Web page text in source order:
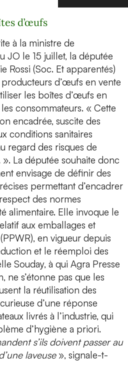
d’œufs
à la ministre de
JO le 15 juillet, la députée
Rossi (Soc. Et apparentés)
d’œufs en vente
les boîtes d’œufs en
consommateurs. « Cette
encadrée, suscite des
conditions sanitaires
regard des risques de
La députée souhaite donc
envisage de définir des
permettant d’encadrer
des normes
alimentaire. Elle invoque le
aux emballages et
en vigueur depuis
et le réemploi des
Souday, à qui Agra Presse
ne s’étonne pas que les
la réutilisation des
d’une réponse
livrés à l’industrie, qui
d’hygiène a priori.
s’ils doivent passer au
laveuse », signale-t-